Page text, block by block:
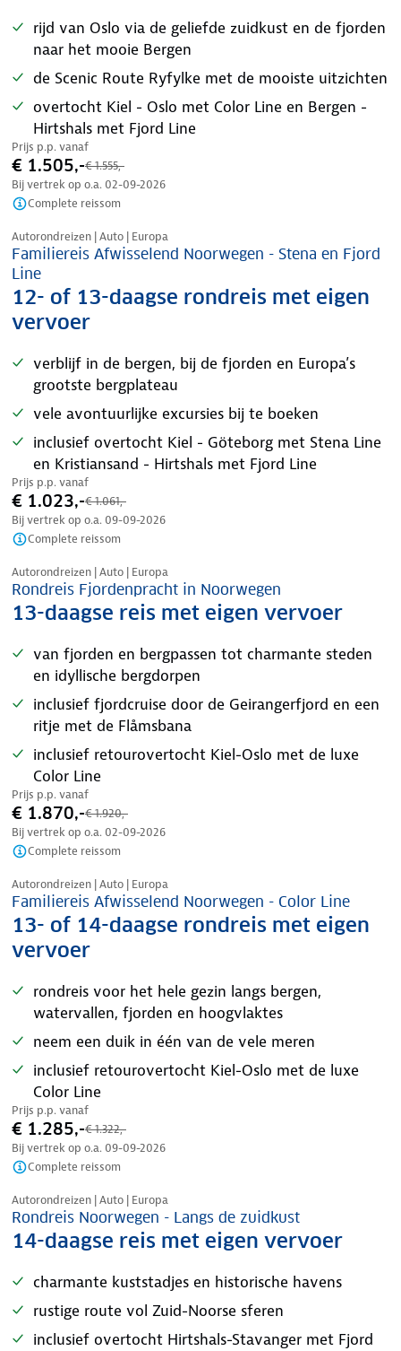
rijd van Oslo via de geliefde zuidkust en de fjorden
naar het mooie Bergen
de Scenic Route Ryfylke met de mooiste uitzichten
overtocht Kiel - Oslo met Color Line en Bergen -
Hirtshals met Fjord Line
Prijs p.p. vanaf
€ 1.505,-€ 1.555,-
Bij vertrek op o.a. 02-09-2026
Complete reissom
Nazomer korting
Autorondreizen | Auto | Europa
Familiereis Afwisselend Noorwegen - Stena en Fjord
Line
12- of 13-daagse rondreis met eigen
vervoer
verblijf in de bergen, bij de fjorden en Europa’s
grootste bergplateau
vele avontuurlijke excursies bij te boeken
inclusief overtocht Kiel - Göteborg met Stena Line
en Kristiansand - Hirtshals met Fjord Line
Prijs p.p. vanaf
€ 1.023,-€ 1.061,-
Bij vertrek op o.a. 09-09-2026
Complete reissom
Nazomer korting
Autorondreizen | Auto | Europa
Rondreis Fjordenpracht in Noorwegen
13-daagse reis met eigen vervoer
van fjorden en bergpassen tot charmante steden
en idyllische bergdorpen
inclusief fjordcruise door de Geirangerfjord en een
ritje met de Flåmsbana
inclusief retourovertocht Kiel-Oslo met de luxe
Color Line
Prijs p.p. vanaf
€ 1.870,-€ 1.920,-
Bij vertrek op o.a. 02-09-2026
Complete reissom
Nazomer korting
Autorondreizen | Auto | Europa
Familiereis Afwisselend Noorwegen - Color Line
13- of 14-daagse rondreis met eigen
vervoer
rondreis voor het hele gezin langs bergen,
watervallen, fjorden en hoogvlaktes
neem een duik in één van de vele meren
inclusief retourovertocht Kiel-Oslo met de luxe
Color Line
Prijs p.p. vanaf
€ 1.285,-€ 1.322,-
Bij vertrek op o.a. 09-09-2026
Complete reissom
Nazomer korting
Autorondreizen | Auto | Europa
Rondreis Noorwegen - Langs de zuidkust
14-daagse reis met eigen vervoer
charmante kuststadjes en historische havens
rustige route vol Zuid-Noorse sferen
inclusief overtocht Hirtshals-Stavanger met Fjord